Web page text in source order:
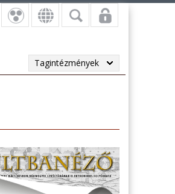
Tagintézmények